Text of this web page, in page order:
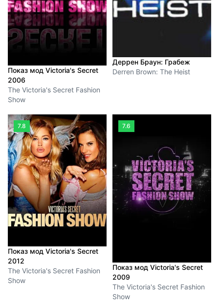
Показ мод Victoria's Secret
2006
The Victoria's Secret Fashion
Show
Деррен Браун: Грабеж
Derren Brown: The Heist
7.8
Показ мод Victoria's Secret
2012
The Victoria's Secret Fashion
Show
7.6
Показ мод Victoria's Secret
2009
The Victoria's Secret Fashion
Show